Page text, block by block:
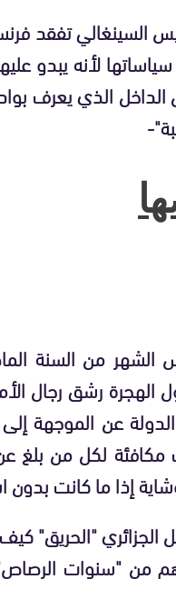
السينغالي تفقد
لأنه يبدو
الذي يعرف
من السنة
الهجرة رشق رجال
الدولة عن الموجهة
مكافئة لكل من
إذا ما كانت
"الحريق"
من "سنوات